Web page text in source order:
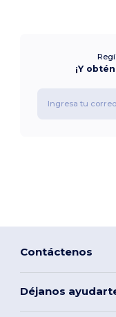
¡Y
Contáctenos
Déjanos